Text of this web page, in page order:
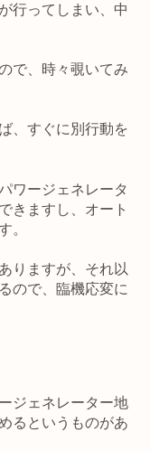
行ってしまい、中
で、時々覗いてみ
、すぐに別行動を
ワージェネレータ
きますし、オート
。
りますが、それ以
ので、臨機応変に
ジェネレーター地
るというものがあ